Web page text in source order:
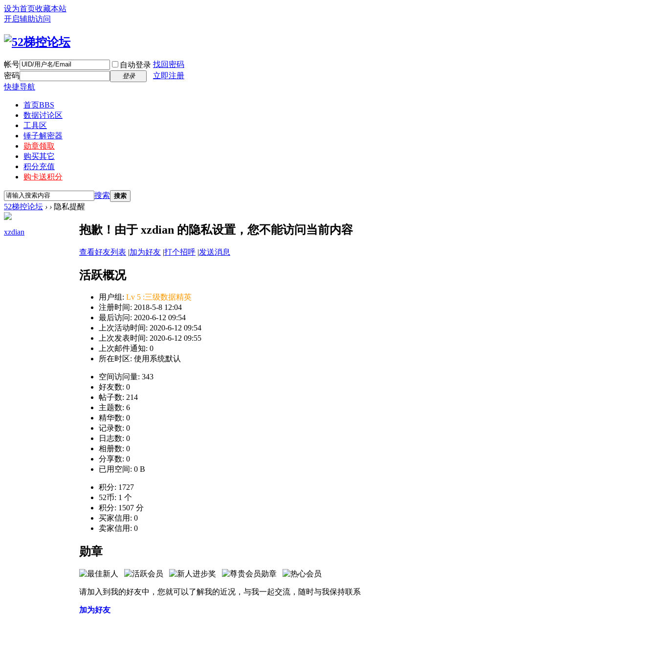
设为首页收藏本站
开启辅助访问
帐号 自动登录 找回密码
密码
登录
立即注册
快捷导航
首页BBS
数据讨论区
工具区
锤子解密器
勋章领取
购买其它
积分充值
购卡送积分
搜索 搜索
52梯控论坛 › › 隐私提醒
xzdian 抱歉！由于 xzdian 的隐私设置，您不能访问当前内容
查看好友列表 |加为好友 |打个招呼 |发送消息
活跃概况
用户组: Lv 5 :三级数据精英
注册时间: 2018-5-8 12:04
最后访问: 2020-6-12 09:54
上次活动时间: 2020-6-12 09:54
上次发表时间: 2020-6-12 09:55
上次邮件通知: 0
所在时区: 使用系统默认
空间访问量: 343
好友数: 0
帖子数: 214
主题数: 6
精华数: 0
记录数: 0
日志数: 0
相册数: 0
分享数: 0
已用空间: 0 B
积分: 1727
52币: 1 个
积分: 1507 分
买家信用: 0
卖家信用: 0
勋章
请加入到我的好友中，您就可以了解我的近况，与我一起交流，随时与我保持联系
加为好友